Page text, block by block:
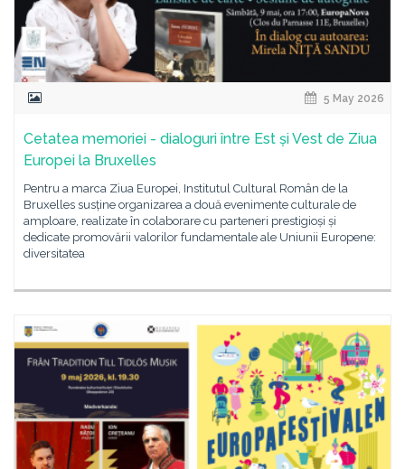
5 May 2026
Cetatea memoriei - dialoguri între Est și Vest de Ziua
Europei la Bruxelles
Pentru a marca Ziua Europei, Institutul Cultural Român de la
Bruxelles susține organizarea a două evenimente culturale de
amploare, realizate în colaborare cu parteneri prestigioși și
dedicate promovării valorilor fundamentale ale Uniunii Europene:
diversitatea